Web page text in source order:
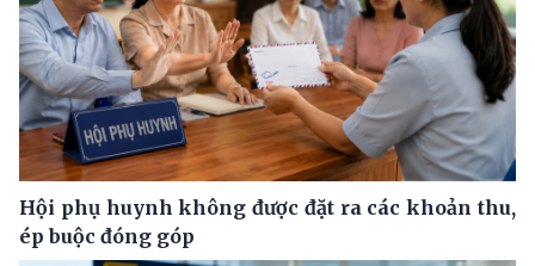
Hội phụ huynh không được đặt ra các khoản thu,
ép buộc đóng góp